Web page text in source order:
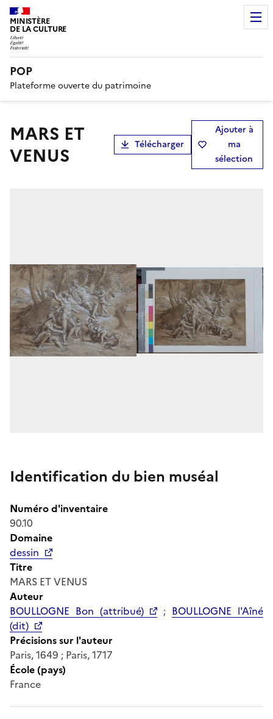
MINISTÈRE
DE LA CULTURE
POP
Plateforme ouverte du patrimoine
MARS ET
VENUS
Télécharger
Ajouter à
ma
sélection
Identification du bien muséal
Numéro d'inventaire
90.10
Domaine
dessin
Titre
MARS ET VENUS
Auteur
BOULLOGNE Bon (attribué)
; BOULLOGNE l'Aîné
(dit)
Précisions sur l'auteur
Paris, 1649 ; Paris, 1717
École (pays)
France